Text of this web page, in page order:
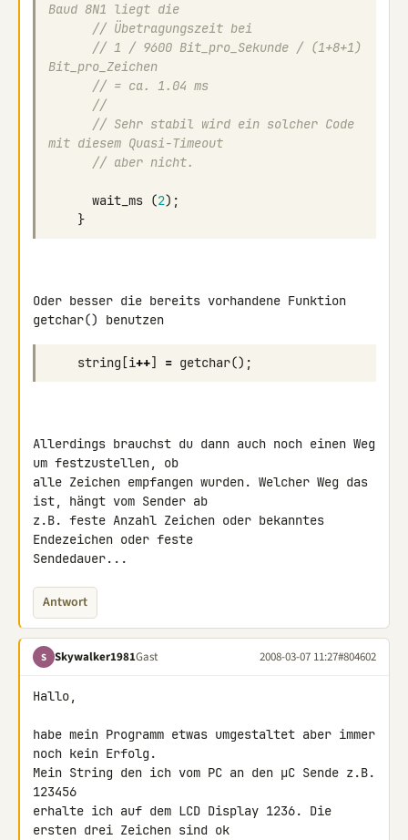
Baud 8N1 liegt die
// Übetragungszeit bei
// 1 / 9600 Bit_pro_Sekunde / (1+8+1)
Bit_pro_Zeichen
// = ca. 1.04 ms
//
// Sehr stabil wird ein solcher Code
mit diesem Quasi-Timeout
// aber nicht.
wait_ms (2);
}
Oder besser die bereits vorhandene Funktion
string [i++] = getchar();
Allerdings brauchst du dann auch noch einen Weg
um festzustellen, ob
alle Zeichen empfangen wurden. Welcher Weg das
ist, hängt vom Sender ab
z.B. feste Anzahl Zeichen oder bekanntes
Endezeichen oder feste
Sendedauer...
Antwort
S Skywalker1981Gast 2008-03-07 11:27#804602
Hallo,
habe mein Programm etwas umgestaltet aber immer
noch kein Erfolg.
Mein String den ich vom PC an den µC Sende z.B.
123456
erhalte ich auf dem LCD Display 1236. Die
ersten drei Zeichen sind ok